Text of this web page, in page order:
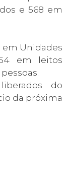
e 568 em
em Unidades
em leitos
do
da próxima